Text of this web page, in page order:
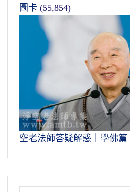
圖卡 (55,854)
空老法師答疑解惑｜學佛篇